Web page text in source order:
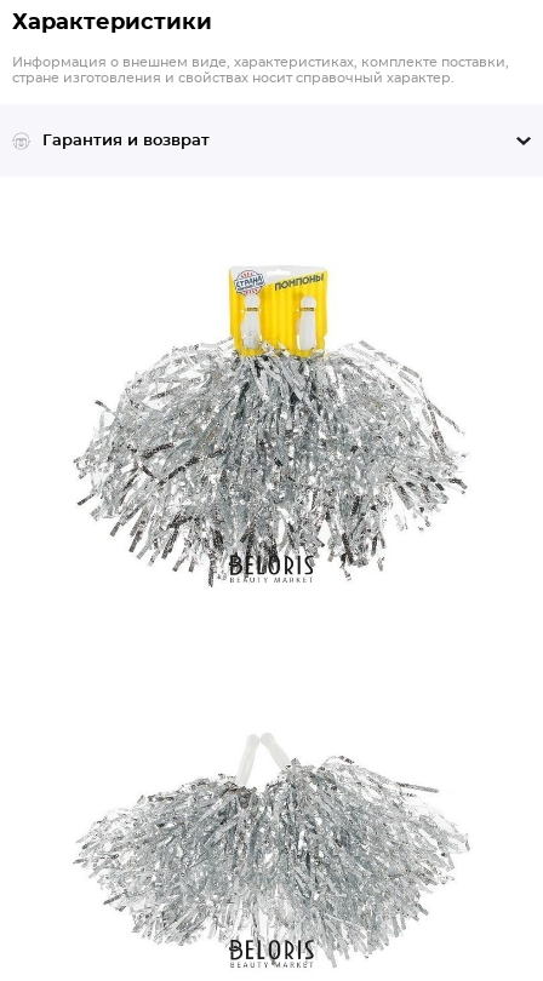
Характеристики
Информация о внешнем виде, характеристиках, комплекте поставки,
стране изготовления и свойствах носит справочный характер.
Гарантия и возврат